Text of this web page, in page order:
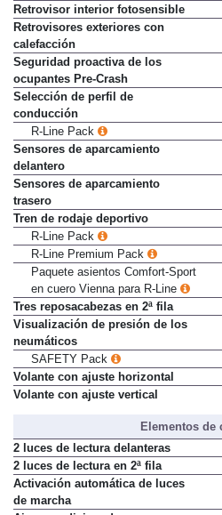
activos
Retrovisor interior fotosensible
Retrovisores exteriores con
calefacción
Seguridad proactiva de los
ocupantes Pre-Crash
Selección de perfil de
conducción
R-Line Pack
Sensores de aparcamiento
delantero
Sensores de aparcamiento
trasero
Tren de rodaje deportivo
R-Line Pack
R-Line Premium Pack
Paquete asientos Comfort-Sport
en cuero Vienna para R-Line
Tres reposacabezas en 2ª fila
Visualización de presión de los
neumáticos
SAFETY Pack
Volante con ajuste horizontal
Elementos de
2 luces de lectura delanteras
2 luces de lectura en 2ª fila
Activación automática de luces